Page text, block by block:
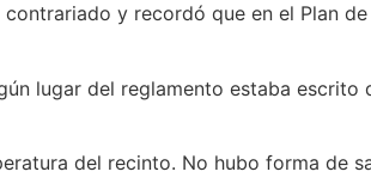
y recordó que en el Plan
lugar del reglamento estaba
del recinto. No hubo forma de